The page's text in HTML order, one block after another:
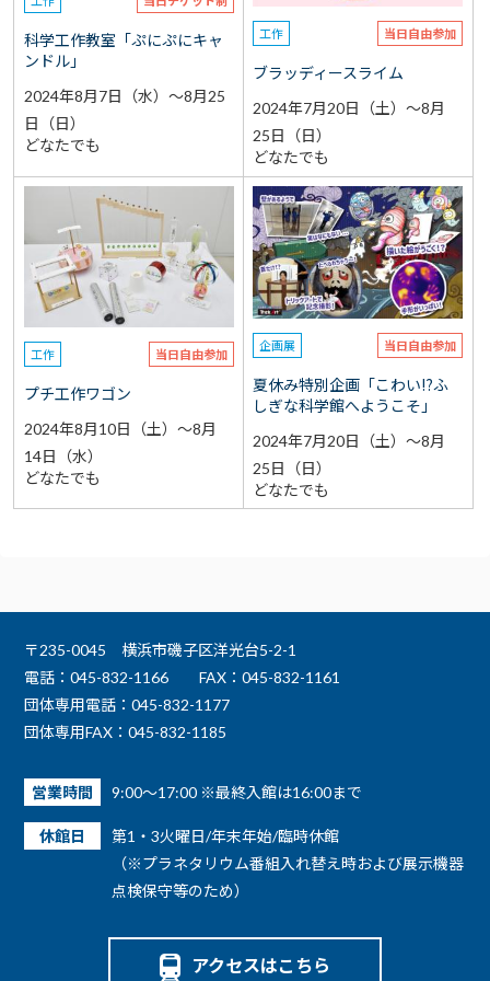
科学工作教室「ぷにぷにキャ
ンドル」
2024年8月7日（水）～8月25
日（日）
どなたでも
工作 当日自由参加
ブラッディースライム
2024年7月20日（土）～8月
25日（日）
どなたでも
工作 当日自由参加
プチ工作ワゴン
2024年8月10日（土）～8月
14日（水）
どなたでも
企画展 当日自由参加
夏休み特別企画「こわい⁉ふ
しぎな科学館へようこそ」
2024年7月20日（土）～8月
25日（日）
どなたでも
〒235-0045 横浜市磯子区洋光台5-2-1
電話：045-832-1166
FAX：045-832-1161
団体専用電話：045-832-1177
団体専用FAX：045-832-1185
営業時間 9:00～17:00 ※最終入館は16:00まで
休館日
第1・3火曜日/年末年始/臨時休館
（※プラネタリウム番組入れ替え時および展示機器
点検保守等のため）
アクセスはこちら